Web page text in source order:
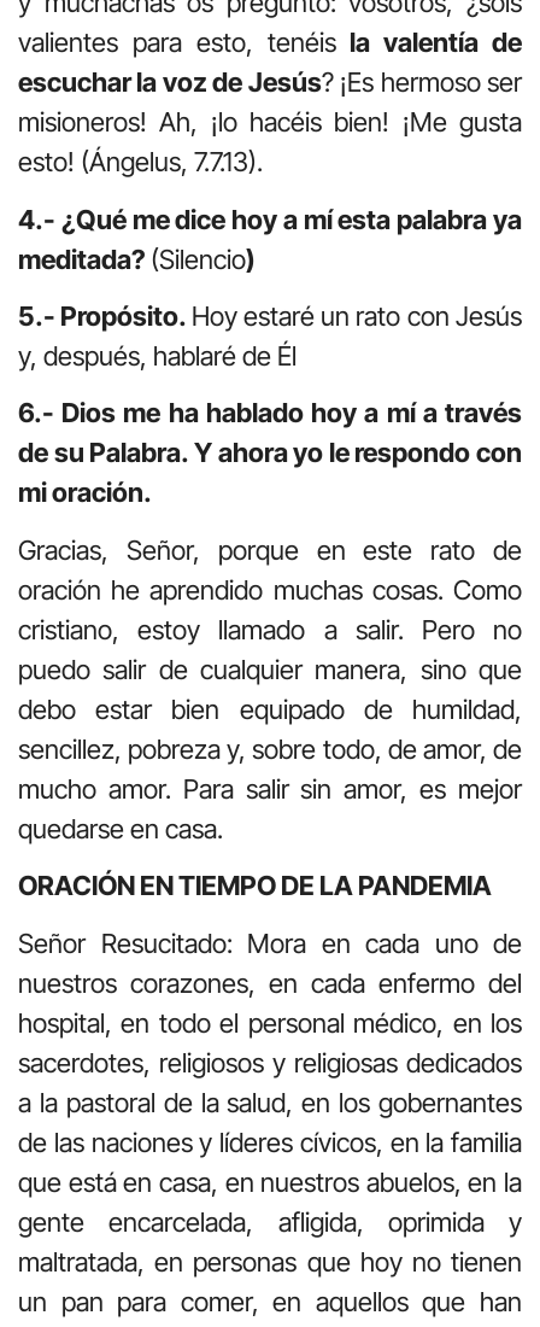
valientes para esto, tenéis la va­lentía de
escuchar la voz de Jesús? ¡Es hermoso ser
misioneros! Ah, ¡lo hacéis bien! ¡Me gusta
esto! (Ángelus, 7.7.13).
4.- ¿Qué me dice hoy a mí esta palabra ya
meditada? (Silencio)
5.- Propósito. Hoy estaré un rato con Jesús
y, después, hablaré de Él
6.- Dios me ha hablado hoy a mí a través
de su Palabra. Y ahora yo le respondo con
mi oración.
Gracias, Señor, porque en este rato de
oración he aprendido muchas cosas. Como
cristiano, estoy llamado a salir. Pero no
puedo salir de cualquier manera, sino que
debo estar bien equipado de humildad,
sencillez, pobreza y, sobre todo, de amor, de
mucho amor. Para salir sin amor, es mejor
quedarse en casa.
ORACIÓN EN TIEMPO DE LA PANDEMIA
Señor Resucitado: Mora en cada uno de
nuestros corazones, en cada enfermo del
hospital, en todo el personal médico, en los
sacerdotes, religiosos y religiosas dedicados
a la pastoral de la salud, en los gobernantes
de las naciones y líderes cívicos, en la familia
que está en casa, en nuestros abuelos, en la
gente encarcelada, afligida, oprimida y
maltratada, en personas que hoy no tienen
un pan para comer, en aquellos que han